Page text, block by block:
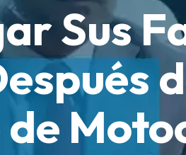
Sus